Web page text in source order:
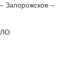
Запорожское –
ЛО